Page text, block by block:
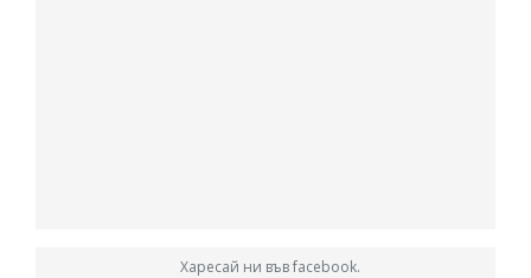
Харесай ни във facebook.